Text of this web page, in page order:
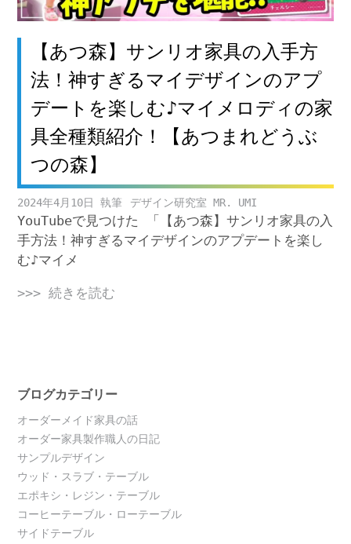
【あつ森】サンリオ家具の入手方
法！神すぎるマイデザインのアプ
デートを楽しむ♪マイメロディの家
具全種類紹介！【あつまれどうぶ
つの森】
2024年4月10日 デザイン研究室 MR. UMI
YouTubeで見つけた 「【あつ森】サンリオ家具の入
手方法！神すぎるマイデザインのアプデートを楽し
む♪マイメ
>>> 続きを読む
ブログカテゴリー
オーダーメイド家具の話
オーダー家具製作職人の日記
サンプルデザイン
ウッド・スラブ・テーブル
エポキシ・レジン・テーブル
コーヒーテーブル・ローテーブル
サイドテーブル